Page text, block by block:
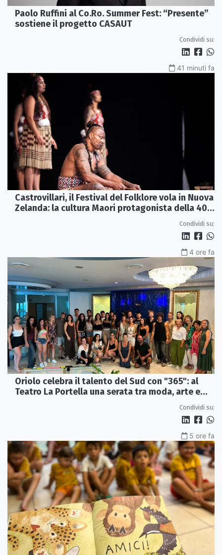
Paolo Ruffini al Co.Ro. Summer Fest: “Presente”
sostiene il progetto CASAUT
Condividi su:
41 minuti fa
Castrovillari, il Festival del Folklore vola in Nuova
Zelanda: la cultura Maori protagonista della 40ª
Condividi su:
4 ore fa
Oriolo celebra il talento del Sud con "365": al
Teatro La Portella una serata tra moda, arte e
Condividi su:
5 ore fa